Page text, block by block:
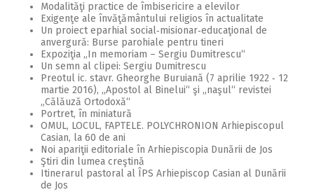
Modalităţi practice de îmbisericire a elevilor
Exigenţe ale învăţământului religios în actualitate
Un proiect eparhial social‑misionar‑educaţional de
anvergură: Burse parohiale pentru tineri
Expoziţia „In memoriam – Sergiu Dumitrescu“
Un semn al clipei: Sergiu Dumitrescu
Preotul ic. stavr. Gheorghe Buruiană (7 aprilie 1922 ‑ 12
martie 2016), „Apostol al Binelui“ şi „naşul“ revistei
„Călăuză Ortodoxă“
Portret, în miniatură
OMUL, LOCUL, FAPTELE. POLYCHRONION Arhiepiscopul
Casian, la 60 de ani
Noi apariţii editoriale în Arhiepiscopia Dunării de Jos
Ştiri din lumea creştină
Itinerarul pastoral al ÎPS Arhiepiscop Casian al Dunării
de Jos